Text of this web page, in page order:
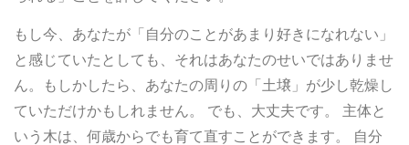
もし今、あなたが「自分のことがあまり好きになれない」
と感じていたとしても、それはあなたのせいではありませ
ん。もしかしたら、あなたの周りの「土壌」が少し乾燥し
ていただけかもしれません。 でも、大丈夫です。 主体と
いう木は、何歳からでも育て直すことができます。 自分